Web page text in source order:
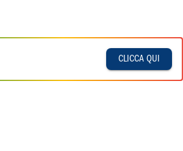
CLICCA QUI